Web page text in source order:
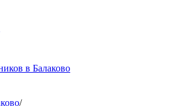
в Балаково
/